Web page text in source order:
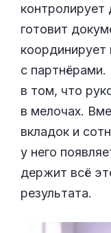
готовит
с партнёрами.
в том, что
в мелочах.
вкладок и
у него
держит всё
результата.